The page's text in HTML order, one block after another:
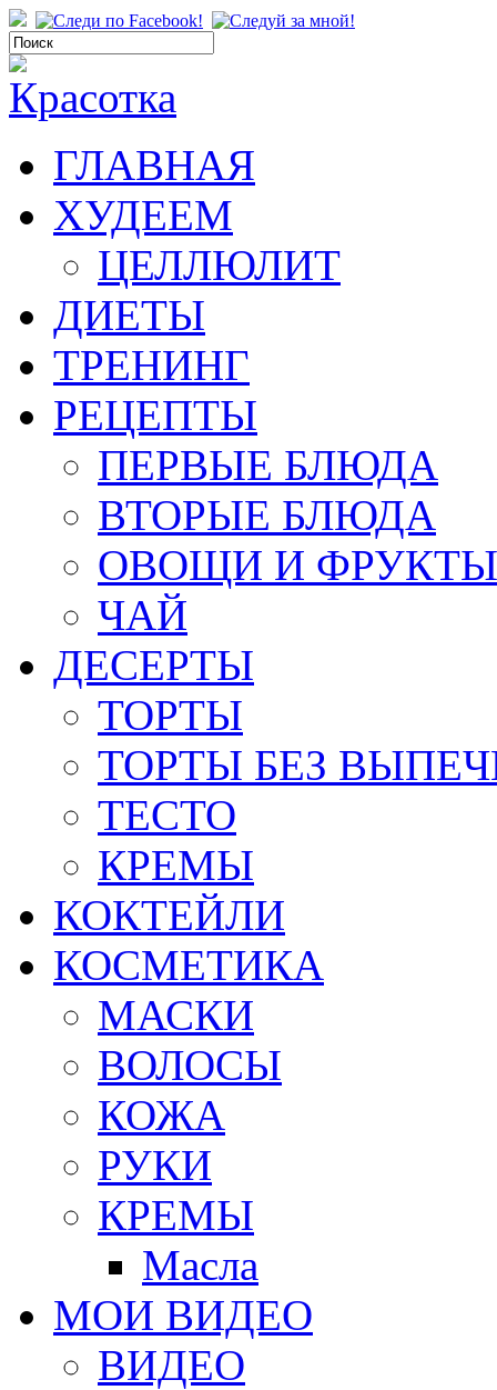
ГЛАВНАЯ
ХУДЕЕМ
ЦЕЛЛЮЛИТ
ДИЕТЫ
ТРЕНИНГ
РЕЦЕПТЫ
ПЕРВЫЕ БЛЮДА
ВТОРЫЕ БЛЮДА
ОВОЩИ И ФРУКТЫ
ЧАЙ
ДЕСЕРТЫ
ТОРТЫ
ТОРТЫ БЕЗ
ТЕСТО
КРЕМЫ
КОКТЕЙЛИ
КОСМЕТИКА
МАСКИ
ВОЛОСЫ
КОЖА
РУКИ
КРЕМЫ
Масла
МОИ ВИДЕО
ВИДЕО